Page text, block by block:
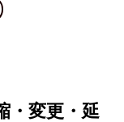
・変更・延